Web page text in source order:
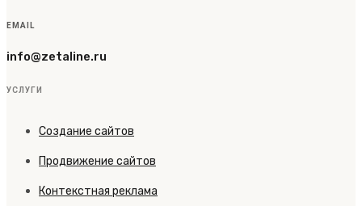
EMAIL
info@zetaline.ru
УСЛУГИ
Создание сайтов
Продвижение сайтов
Контекстная реклама